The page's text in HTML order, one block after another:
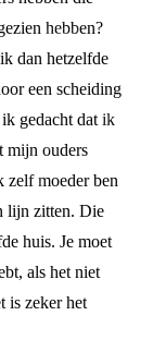
hebben?
dan hetzelfde
een scheiding
gedacht dat ik
mijn ouders
zelf moeder ben
lijn zitten. Die
huis. Je moet
als het niet
is zeker het